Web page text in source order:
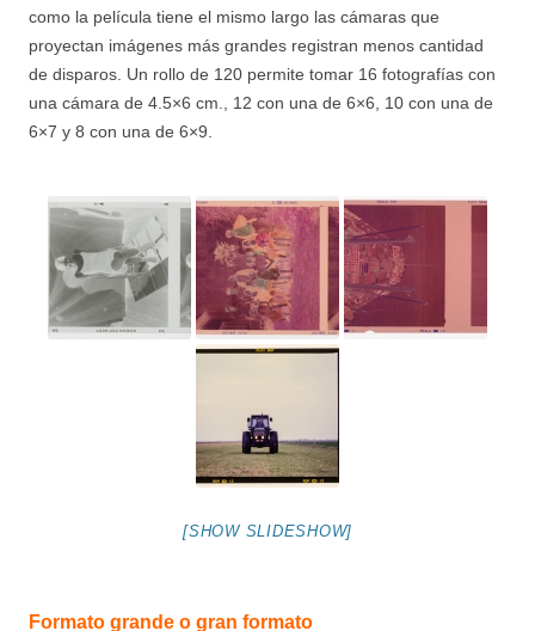
como la película tiene el mismo largo las cámaras que
proyectan imágenes más grandes registran menos cantidad
de disparos. Un rollo de 120 permite tomar 16 fotografías con
una cámara de 4.5×6 cm., 12 con una de 6×6, 10 con una de
6×7 y 8 con una de 6×9.
[SHOW SLIDESHOW]
Formato grande o gran formato